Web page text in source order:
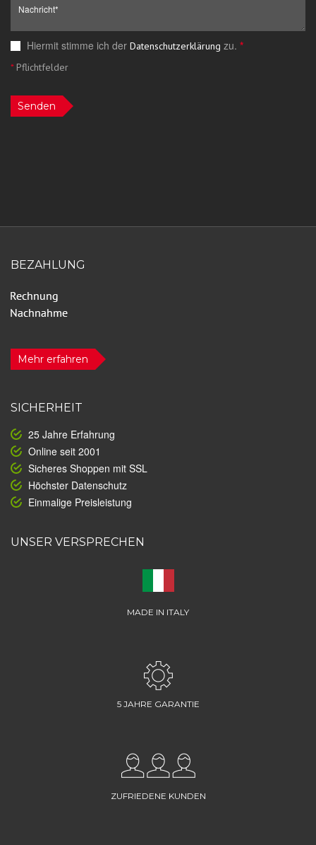
Hiermit stimme ich der Datenschutzerklärung zu. *
*Pflichtfelder
Senden
BEZAHLUNG
Mehr erfahren
SICHERHEIT
25 Jahre Erfahrung
Online seit 2001
Sicheres Shoppen mit SSL
Höchster Datenschutz
Einmalige Preisleistung
UNSER VERSPRECHEN
MADE IN ITALY
5 JAHRE GARANTIE
ZUFRIEDENE KUNDEN